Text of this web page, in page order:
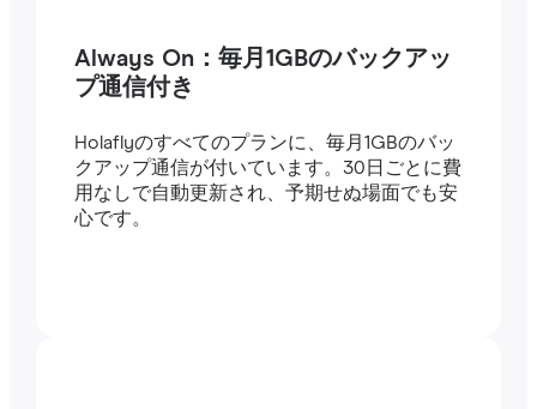
Always On：毎月1GBのバックアッ
プ通信付き
Holaflyのすべてのプランに、毎月1GBのバッ
クアップ通信が付いています。30日ごとに費
用なしで自動更新され、予期せぬ場面でも安
心です。